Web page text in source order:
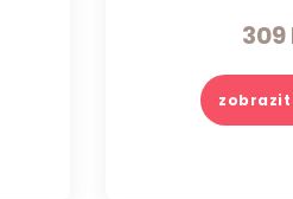
309